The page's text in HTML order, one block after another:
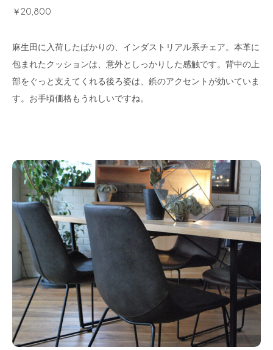
￥20,800
麻生田に入荷したばかりの、インダストリアル系チェア。本革に
包まれたクッションは、意外としっかりした感触です。背中の上
部をぐっと支えてくれる後ろ姿は、鋲のアクセントが効いていま
す。お手頃価格もうれしいですね。